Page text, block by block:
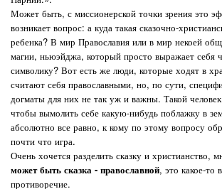
Может быть, с миссионерской точки зрения это
возникает вопрос: а куда такая сказочно-
ребенка? В мир Православия или в мир некоей
магии, ньюэйджа, который просто выражает себя
символику? Вот есть же люди, которые ходят в
считают себя православными, но, по сути,
догматы для них не так уж и важны. Такой
чтобы вымолить себе какую-нибудь поблажку в
абсолютно все равно, к кому по этому вопросу
почти что игра.
Очень хочется разделить сказку и христианство,
может быть сказка - православной, это какое-то
противоречие.